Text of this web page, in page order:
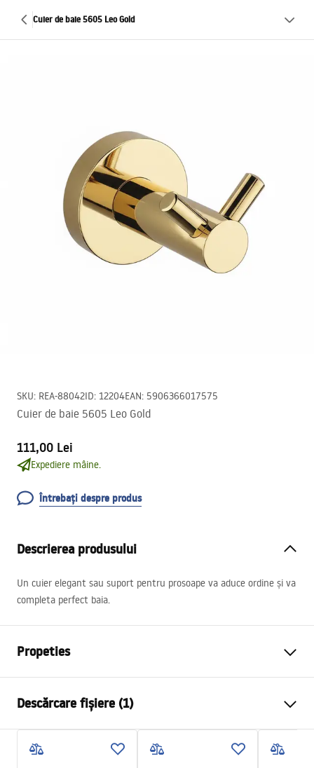
Cuier de baie 5605 Leo Gold
SKU: REA-88042ID: 12204EAN: 5906366017575
Cuier de baie 5605 Leo Gold
111,00 Lei
Expediere mâine.
Întrebați despre produs
Descrierea produsului
Un cuier elegant sau suport pentru prosoape va aduce ordine și va
completa perfect baia.
Propeties
Material
Metodă de montaj
Cu șuruburi
Latime
50
Descărcare fișiere (1)
Condiții de garanție